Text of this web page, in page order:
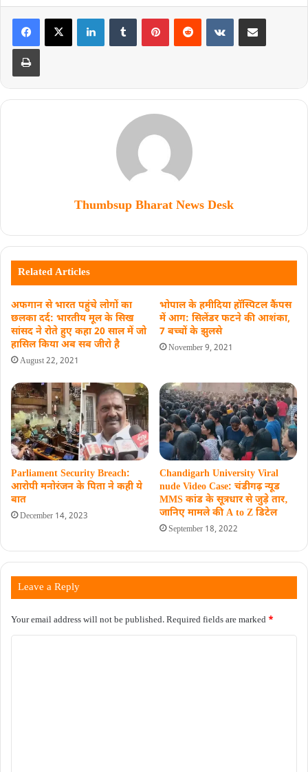
Thumbsup Bharat News Desk
Related Articles
अफगान से भारत पहुंचे लोगों का
छलका दर्द: भारतीय मूल के सिख
सांसद ने रोते हुए कहा 20 साल में जो
हासिल किया अब सब जीरो है
August 22, 2021
भोपाल के हमीदिया हॉस्पिटल कैंपस
में आग: सिलेंडर फटने की आशंका,
7 बच्चों के झुलसे
November 9, 2021
Parliament Security Breach:
आरोपी मनोरंजन के पिता ने कही ये
बात
December 14, 2023
Chandigarh University Viral
nude Video Case: चंडीगढ़ न्यूड
MMS कांड के सूत्रधार से जुड़े तार‚
जानिए मामले की A to Z डिटेल
September 18, 2022
Leave a Reply
Your email address will not be published.Required fields are marked *